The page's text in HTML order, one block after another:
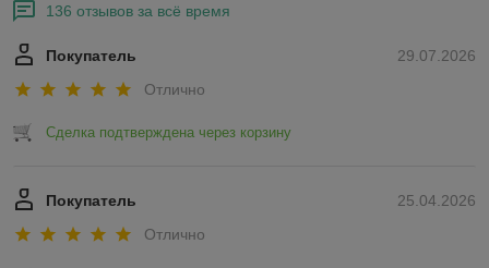
136 отзывов за всё время
29.07.2026
Покупатель
Отлично
Сделка подтверждена через корзину
25.04.2026
Покупатель
Отлично